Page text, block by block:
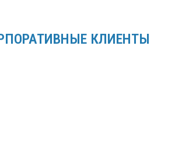
КЛИЕНТЫ